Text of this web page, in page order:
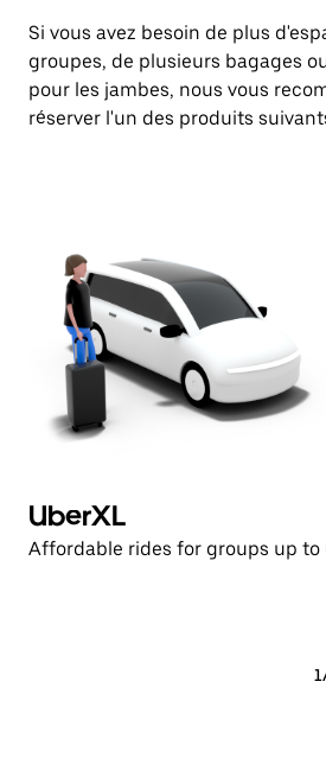
Si vous avez besoin de plus
groupes, de plusieurs bagages
pour les jambes, nous vous
réserver l'un des produits
UberXL
Affordable rides for groups up to